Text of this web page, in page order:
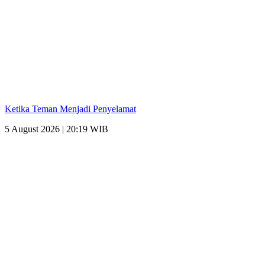
Ketika Teman Menjadi Penyelamat
5 August 2026 | 20:19 WIB